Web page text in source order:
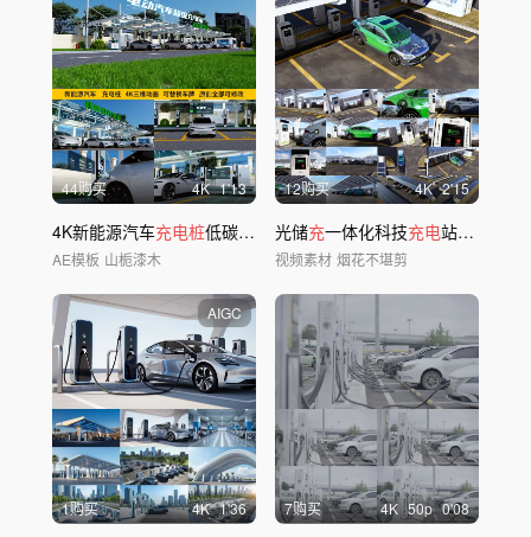
44购买 4K 1'13
4K新能源汽车充电桩低碳科技三维动画AE
AE模板 山栀漆木
12购买 4K 2'15
光储充一体化科技充电站新能源汽车
视频素材 烟花不堪剪
AIGC
1购买 4K 1'36 7购买 4K 50p 0'08